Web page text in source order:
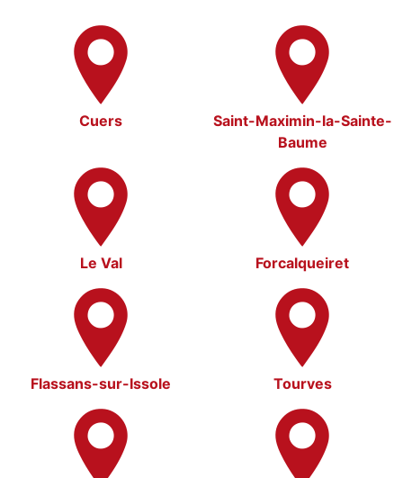
Cuers
Saint-Maximin-la-Sainte-
Baume
Le Val Forcalqueiret
Flassans-sur-Issole Tourves